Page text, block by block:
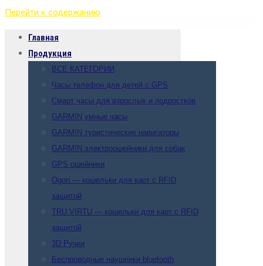
Перейти к содержанию
Главная
Продукция
ВСЕ КАТЕГОРИИ
Часы телефон для детей с GPS
Смарт часы для взрослых и подростков
GARMIN умные часы
GARMIN туристические навигаторы
GARMIN электроошейники для собак
GPS ошейники
Ogon — кошельки для карт с RFID
защитой
TRU VIRTU — кошельки для карт с RFID
защитой
3D Ручки
Беспроводные наушники bluetooth